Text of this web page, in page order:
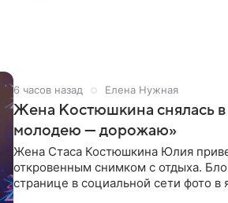
6 часов назад Елена Нужная
Жена Костюшкина снялась
молодею — дорожаю»
Жена Стаса Костюшкина Юлия
откровенным снимком с отдыха.
странице в социальной сети фото в